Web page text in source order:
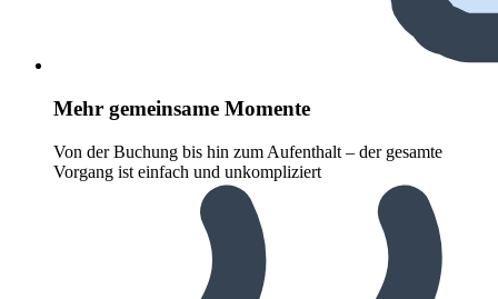
Mehr gemeinsame Momente
Von der Buchung bis hin zum Aufenthalt – der gesamte
Vorgang ist einfach und unkompliziert